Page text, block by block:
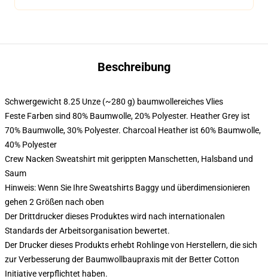
Beschreibung
Schwergewicht 8.25 Unze (~280 g) baumwollereiches Vlies
Feste Farben sind 80% Baumwolle, 20% Polyester. Heather Grey ist
70% Baumwolle, 30% Polyester. Charcoal Heather ist 60% Baumwolle,
40% Polyester
Crew Nacken Sweatshirt mit gerippten Manschetten, Halsband und
Saum
Hinweis: Wenn Sie Ihre Sweatshirts Baggy und überdimensionieren
gehen 2 Größen nach oben
Der Drittdrucker dieses Produktes wird nach internationalen
Standards der Arbeitsorganisation bewertet.
Der Drucker dieses Produkts erhebt Rohlinge von Herstellern, die sich
zur Verbesserung der Baumwollbaupraxis mit der Better Cotton
Initiative verpflichtet haben.